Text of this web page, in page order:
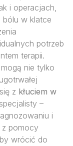
i operacjach,
bólu w klatce
potrzeb
terapii.
nie tylko
z kłuciem w
–
i
z pomocy
wrócić do